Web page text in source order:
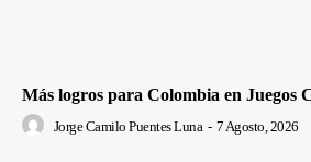
Más logros para Colombia en Juegos
Jorge Camilo Puentes Luna - 7 Agosto, 2026